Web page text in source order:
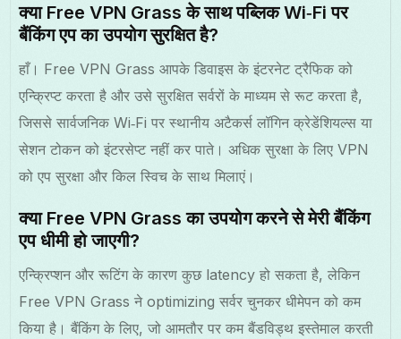
क्या Free VPN Grass के साथ पब्लिक Wi‑Fi पर
बैंकिंग एप का उपयोग सुरक्षित है?
हाँ। Free VPN Grass आपके डिवाइस के इंटरनेट ट्रैफिक को
एन्क्रिप्ट करता है और उसे सुरक्षित सर्वरों के माध्यम से रूट करता है,
जिससे सार्वजनिक Wi‑Fi पर स्थानीय अटैकर्स लॉगिन क्रेडेंशियल्स या
सेशन टोकन को इंटरसेप्ट नहीं कर पाते। अधिक सुरक्षा के लिए VPN
को एप सुरक्षा और किल स्विच के साथ मिलाएं।
क्या Free VPN Grass का उपयोग करने से मेरी बैंकिंग
एप धीमी हो जाएगी?
एन्क्रिप्शन और रूटिंग के कारण कुछ latency हो सकता है, लेकिन
Free VPN Grass ने optimizing सर्वर चुनकर धीमेपन को कम
किया है। बैंकिंग के लिए, जो आमतौर पर कम बैंडविड्थ इस्तेमाल करती